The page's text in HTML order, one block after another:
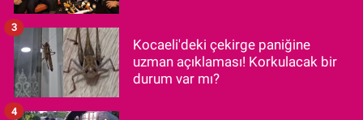
Kocaeli'deki çekirge paniğine
uzman açıklaması! Korkulacak bir
durum var mı?
3
4